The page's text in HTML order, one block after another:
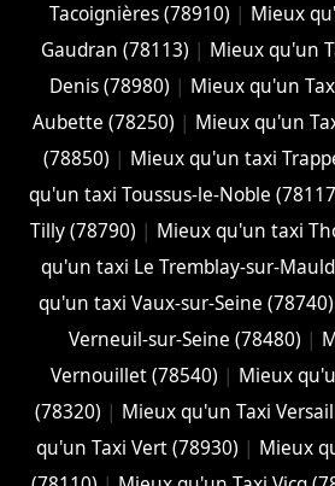
Tacoignières (78910) | Mieux
Gaudran (78113) | Mieux qu'un
Denis (78980) | Mieux qu'un
Aubette (78250) | Mieux qu'un
(78850) | Mieux qu'un taxi
qu'un taxi Toussus-le-Noble
Tilly (78790) | Mieux qu'un taxi
qu'un taxi Le Tremblay-sur-
qu'un taxi Vaux-sur-Seine (78740)
Verneuil-sur-Seine (78480) |
Vernouillet (78540) | Mieux
(78320) | Mieux qu'un Taxi
qu'un Taxi Vert (78930) | Mieux